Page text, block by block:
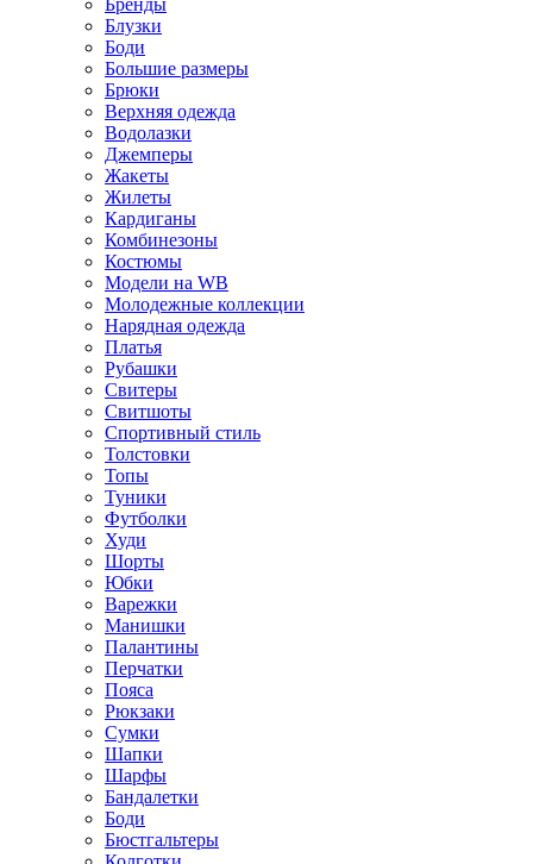
Блузки
Боди
Большие размеры
Брюки
Верхняя одежда
Водолазки
Джемперы
Жакеты
Жилеты
Кардиганы
Комбинезоны
Костюмы
Модели на WB
Молодежные коллекции
Нарядная одежда
Платья
Рубашки
Свитеры
Свитшоты
Спортивный стиль
Толстовки
Топы
Туники
Футболки
Худи
Шорты
Юбки
Варежки
Манишки
Палантины
Перчатки
Пояса
Рюкзаки
Сумки
Шапки
Шарфы
Бандалетки
Боди
Бюстгальтеры